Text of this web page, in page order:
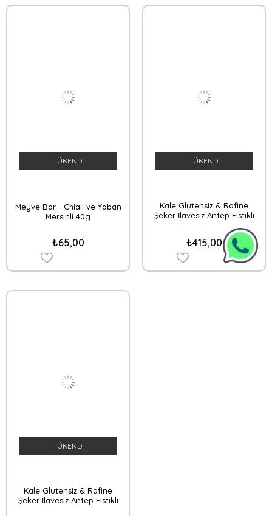
TÜKENDI
Meyve Bar - Chialı ve Yaban
Mersinli 40g
₺65,00
TÜKENDI
Kale Glutensiz & Rafine
Şeker İlavesiz Antep Fıstıklı
Muska Tatlısı 230 g
₺415,00
TÜKENDI
Kale Glutensiz & Rafine
Şeker İlavesiz Antep Fıstıklı
Rulo Pestil 230 g